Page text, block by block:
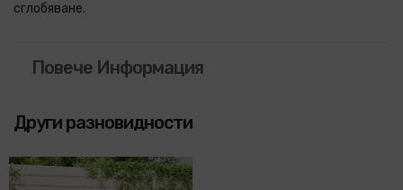
сглобяване.
Повече Информация
Други разновидности